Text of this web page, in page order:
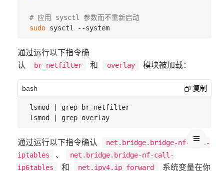
# 应用 sysctl 参数而不重新启动
sudo
sysctl --system
通过运行以下指令确
认
br_netfilter 和 overlay 模块被加载：
bash 复制
lsmod | grep br_netfilter
lsmod | grep overlay
通过运行以下指令确认
net.bridge.bridge-nf-call-
iptables
、
net.bridge.bridge-nf-call-
ip6tables
和 net.ipv4.ip_forward 系统变量在你